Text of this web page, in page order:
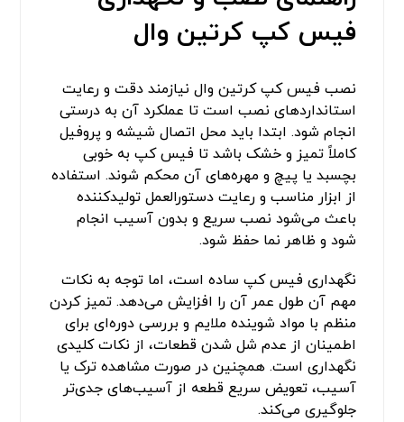
فیس کپ کرتین وال
نصب فیس کپ کرتین وال نیازمند دقت و رعایت
استانداردهای نصب است تا عملکرد آن به درستی
انجام شود. ابتدا باید محل اتصال شیشه و پروفیل
کاملاً تمیز و خشک باشد تا فیس کپ به خوبی
بچسبد یا پیچ و مهره‌های آن محکم شوند. استفاده
از ابزار مناسب و رعایت دستورالعمل تولیدکننده
باعث می‌شود نصب سریع و بدون آسیب انجام
شود و ظاهر نما حفظ شود.
نگهداری فیس کپ ساده است، اما توجه به نکات
مهم آن طول عمر آن را افزایش می‌دهد. تمیز کردن
منظم با مواد شوینده ملایم و بررسی دوره‌ای برای
اطمینان از عدم شل شدن قطعات، از نکات کلیدی
نگهداری است. همچنین در صورت مشاهده ترک یا
آسیب، تعویض سریع قطعه از آسیب‌های جدی‌تر
جلوگیری می‌کند.